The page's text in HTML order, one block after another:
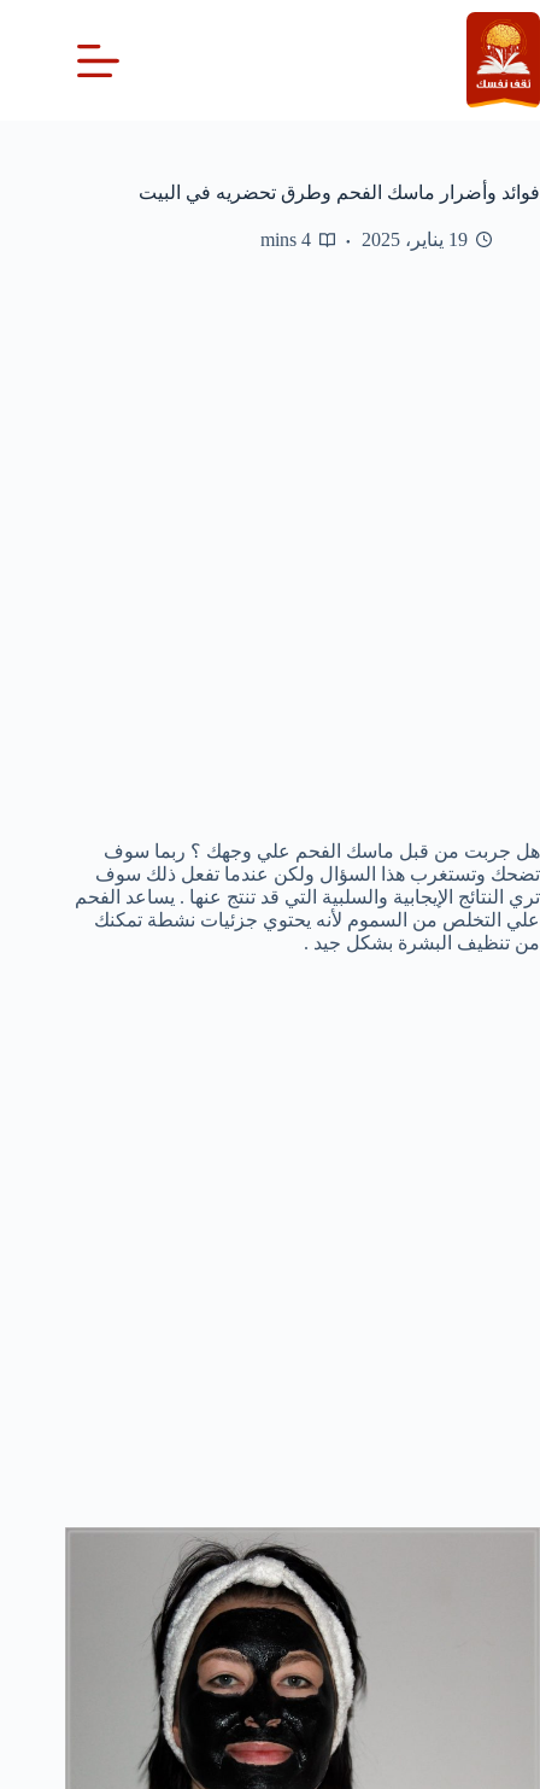
التجاوز
إلى
المحتوى
فوائد وأضرار ماسك الفحم وطرق تحضريه في البيت
19 يناير، 2025 4 mins
هل جربت من قبل ماسك الفحم علي وجهك ؟ ربما سوف
تضحك وتستغرب هذا السؤال ولكن عندما تفعل ذلك سوف
تري النتائج الإيجابية والسلبية التي قد تنتج عنها . يساعد الفحم
علي التخلص من السموم لأنه يحتوي جزئيات نشطة تمكنك
من تنظيف البشرة بشكل جيد .